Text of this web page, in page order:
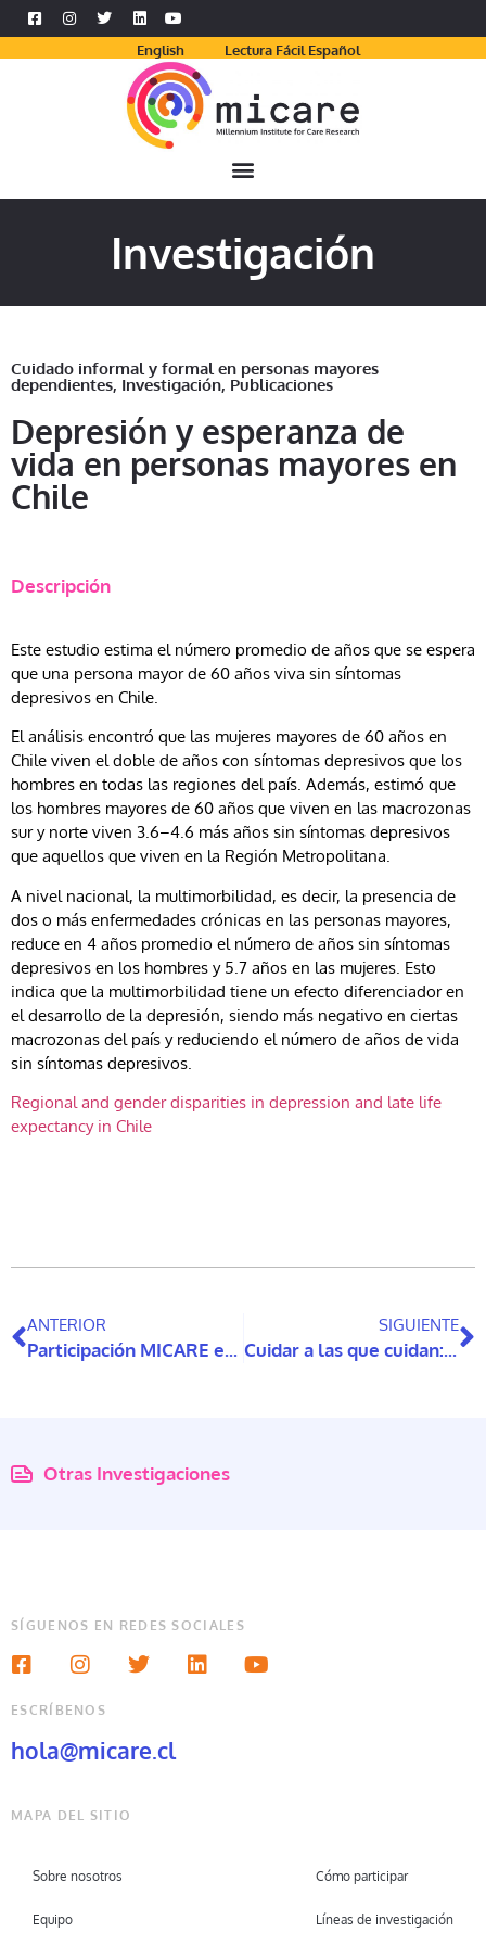
English Lectura Fácil Español
Investigación
Cuidado informal y formal en personas mayores
dependientes, Investigación, Publicaciones
Depresión y esperanza de
vida en personas mayores en
Chile
Descripción
Este estudio estima el número promedio de años que se espera
que una persona mayor de 60 años viva sin síntomas
depresivos en Chile.
El análisis encontró que las mujeres mayores de 60 años en
Chile viven el doble de años con síntomas depresivos que los
hombres en todas las regiones del país. Además, estimó que
los hombres mayores de 60 años que viven en las macrozonas
sur y norte viven 3.6–4.6 más años sin síntomas depresivos
que aquellos que viven en la Región Metropolitana.
A nivel nacional, la multimorbilidad, es decir, la presencia de
dos o más enfermedades crónicas en las personas mayores,
reduce en 4 años promedio el número de años sin síntomas
depresivos en los hombres y 5.7 años en las mujeres. Esto
indica que la multimorbilidad tiene un efecto diferenciador en
el desarrollo de la depresión, siendo más negativo en ciertas
macrozonas del país y reduciendo el número de años de vida
sin síntomas depresivos.
Regional and gender disparities in depression and late life
expectancy in Chile
ANTERIOR
Participación MICARE en las Jornadas Científicas Internacionales del INICO
SIGUIENTE
Cuidar a las que cuidan: un desafío tecnológico y social
Otras Investigaciones
SÍGUENOS EN REDES SOCIALES
ESCRÍBENOS
hola@micare.cl
MAPA DEL SITIO
Sobre nosotros
Equipo
Cómo participar
Líneas de investigación